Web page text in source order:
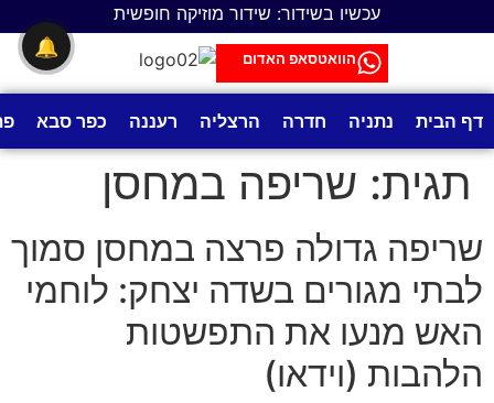
עכשיו בשידור: שידור מוזיקה חופשית
הוואטסאפ האדום
דף הבית נתניה חדרה הרצליה רעננה כפר סבא
תגית: שריפה במחסן
שריפה גדולה פרצה במחסן סמוך
לבתי מגורים בשדה יצחק: לוחמי
האש מנעו את התפשטות
הלהבות (וידאו)
🔔